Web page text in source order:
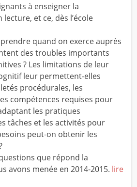
à enseigner la
et ce, dès l’école
prendre quand on exerce auprès
des troubles importants
? Les limitations de leur
leur permettent-elles
procédurales, les
compétences requises pour
les pratiques
tâches et les activités pour
peut-on obtenir les
que répond la
avons menée en 2014-2015. lire